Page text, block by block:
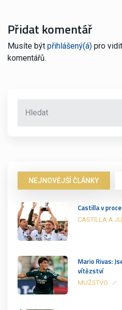
Přidat komentář
Musíte být přihlášený(á) pro
komentářů.
NEJNOVĚJŠÍ ČLÁNKY
Castilla v
CASTILLA A
Mario Rivas:
vítězství
MUŽSTVO